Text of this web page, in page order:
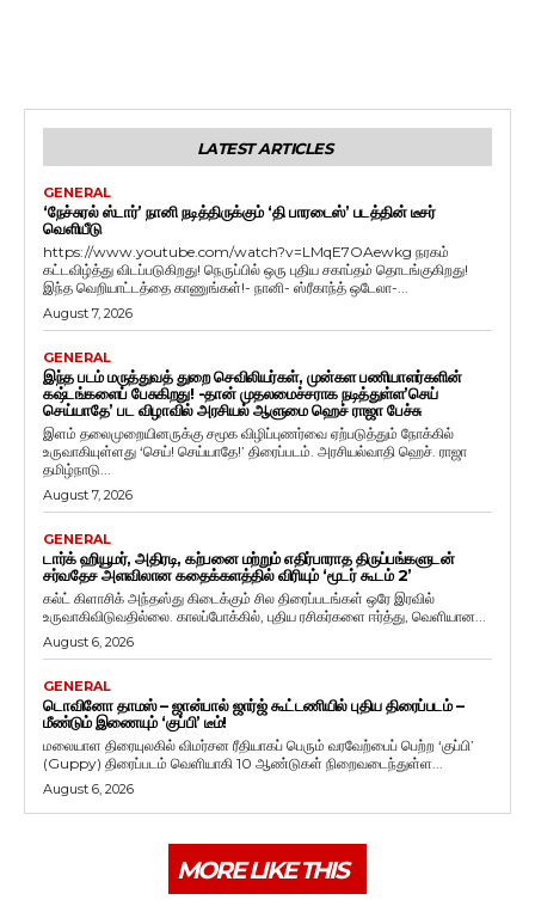
LATEST ARTICLES
GENERAL
‘நேச்சுரல் ஸ்டார்’ நானி நடித்திருக்கும் ‘தி பாரடைஸ்’ படத்தின் டீசர்
வெளியீடு
https://www.youtube.com/watch?v=LMqE7OAewkg நரகம்
கட்டவிழ்த்து விடப்படுகிறது! நெருப்பில் ஒரு புதிய சகாப்தம் தொடங்குகிறது!
இந்த வெறியாட்டத்தை காணுங்கள்!- நானி- ஸ்ரீகாந்த் ஒடேலா-...
August 7, 2026
GENERAL
இந்த படம் மருத்துவத் துறை செவிலியர்கள், முன்கள பணியாளர்களின்
கஷ்டங்களைப் பேசுகிறது! -தான் முதலமைச்சராக நடித்துள்ள’செய்
செய்யாதே’ பட விழாவில் அரசியல் ஆளுமை ஹெச் ராஜா பேச்சு
இளம் தலைமுறையினருக்கு சமூக விழிப்புணர்வை ஏற்படுத்தும் நோக்கில்
உருவாகியுள்ளது ‘செய்! செய்யாதே!’ திரைப்படம். அரசியல்வாதி ஹெச். ராஜா
தமிழ்நாடு...
August 7, 2026
GENERAL
டார்க் ஹியூமர், அதிரடி, கற்பனை மற்றும் எதிர்பாராத திருப்பங்களுடன்
சர்வதேச அளவிலான கதைக்களத்தில் விரியும் ‘மூடர் கூடம் 2’
கல்ட் கிளாசிக் அந்தஸ்து கிடைக்கும் சில திரைப்படங்கள் ஒரே இரவில்
உருவாகிவிடுவதில்லை. காலப்போக்கில், புதிய ரசிகர்களை ஈர்த்து, வெளியான...
August 6, 2026
GENERAL
டொவினோ தாமஸ் – ஜான்பால் ஜார்ஜ் கூட்டணியில் புதிய திரைப்படம் –
மீண்டும் இணையும் ‘குப்பி’ டீம்!
மலையாள திரையுலகில் விமர்சன ரீதியாகப் பெரும் வரவேற்பைப் பெற்ற ‘குப்பி’
(Guppy) திரைப்படம் வெளியாகி 10 ஆண்டுகள் நிறைவடைந்துள்ள...
August 6, 2026
MORE LIKE THIS